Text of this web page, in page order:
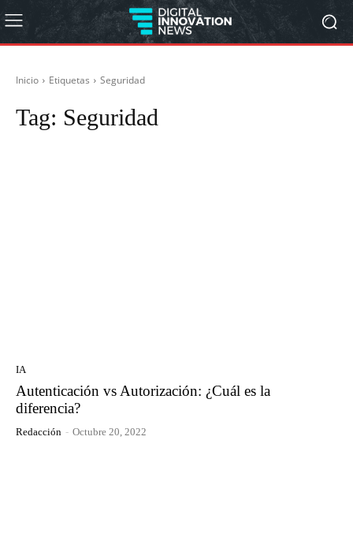
Inicio Etiquetas Seguridad
Tag: Seguridad
IA
Autenticación vs Autorización: ¿Cuál es la
diferencia?
Redacción - Octubre 20, 2022